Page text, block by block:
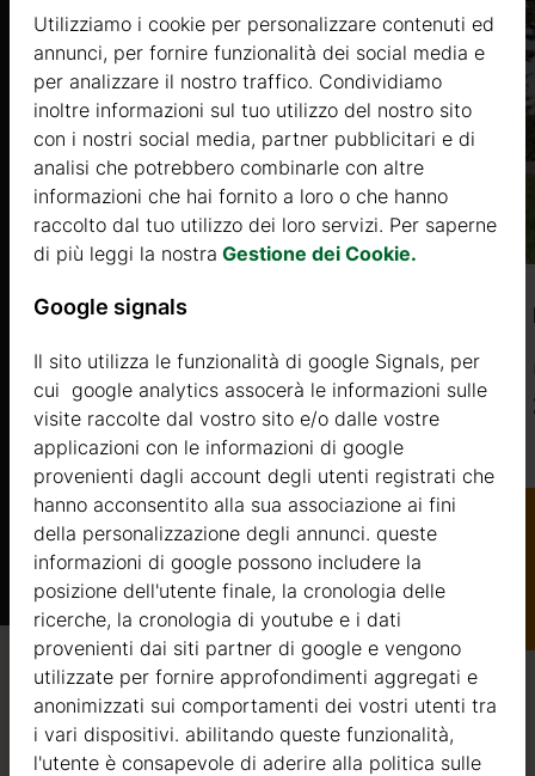
TIMO (COIBENTATA SILVER 44mm +
rivestimento) 37㎡ + 13 ㎡ di soppalco
Prezzo da
25500 €
Di più
Qualità / garanzia / consulenza
Utilizziamo i cookie per personalizzare contenuti ed
annunci, per fornire funzionalità dei social media e
per analizzare il nostro traffico. Condividiamo
inoltre informazioni sul tuo utilizzo del nostro sito
con i nostri social media, partner pubblicitari e di
analisi che potrebbero combinarle con altre
informazioni che hai fornito a loro o che hanno
raccolto dal tuo utilizzo dei loro servizi. Per saperne
di più leggi la nostra Gestione dei Cookie.
Google signals
Il sito utilizza le funzionalità di google Signals, per
cui google analytics assocerà le informazioni sulle
visite raccolte dal vostro sito e/o dalle vostre
applicazioni con le informazioni di google
provenienti dagli account degli utenti registrati che
hanno acconsentito alla sua associazione ai fini
della personalizzazione degli annunci. queste
informazioni di google possono includere la
posizione dell'utente finale, la cronologia delle
ricerche, la cronologia di youtube e i dati
provenienti dai siti partner di google e vengono
utilizzate per fornire approfondimenti aggregati e
anonimizzati sui comportamenti dei vostri utenti tra
i vari dispositivi. abilitando queste funzionalità,
l'utente è consapevole di aderire alla politica sulle